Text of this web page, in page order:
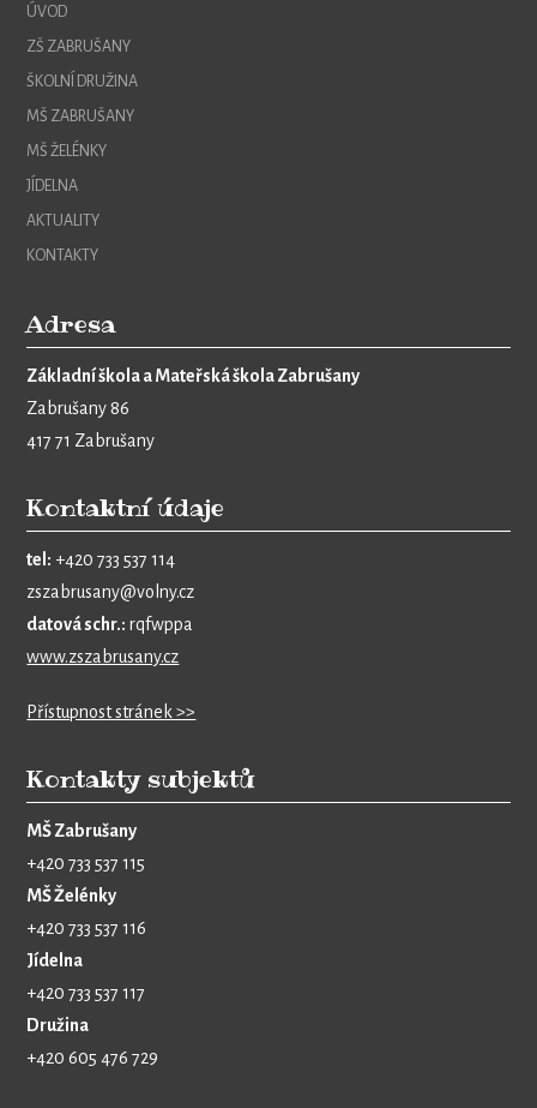
ÚVOD
ZŠ ZABRUŠANY
ŠKOLNÍ DRUŽINA
MŠ ZABRUŠANY
MŠ ŽELÉNKY
JÍDELNA
AKTUALITY
KONTAKTY
Adresa
Základní škola a Mateřská škola Zabrušany
Zabrušany 86
417 71 Zabrušany
Kontaktní údaje
tel: +420 733 537 114
zszabrusany@volny.cz
datová schr.: rqfwppa
www.zszabrusany.cz
Přístupnost stránek >>
Kontakty subjektů
MŠ Zabrušany
+420 733 537 115
MŠ Želénky
+420 733 537 116
Jídelna
+420 733 537 117
Družina
+420 605 476 729